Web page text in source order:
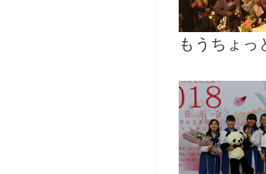
もうちょっ